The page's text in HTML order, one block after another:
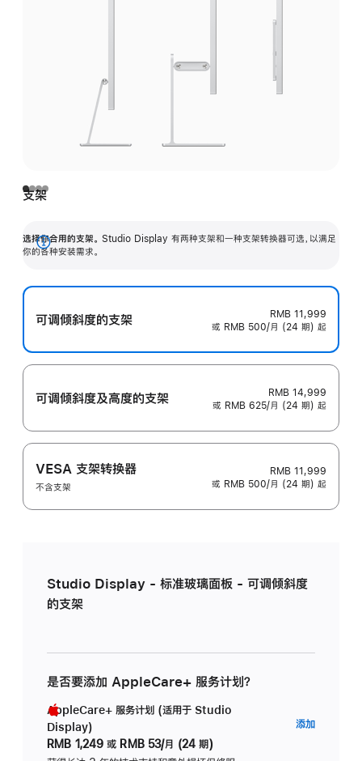
支架
选择你合用的支架。 Studio Display 有两种支架和一种支架转换器可选，以满足
你的各种安装需求。
展
可调倾斜度的支架
RMB 11,999
或 RMB 500/月 (24 期) 起
可调倾斜度及高‍度的支‍架
RMB 14,999
或 RMB 625/月 (24 期) 起
VESA 支架转换器
不含支架
RMB 11,999
或 RMB 500/月 (24 期) 起
Studio Display - 标准玻璃面板 - 可调倾斜度
的支架
是否要添加 AppleCare+ 服务计划？
AppleCare+ 服务计划 (适用于 Studio
Display)
RMB 1,249 或 RMB 53/月 (24 期)
添加